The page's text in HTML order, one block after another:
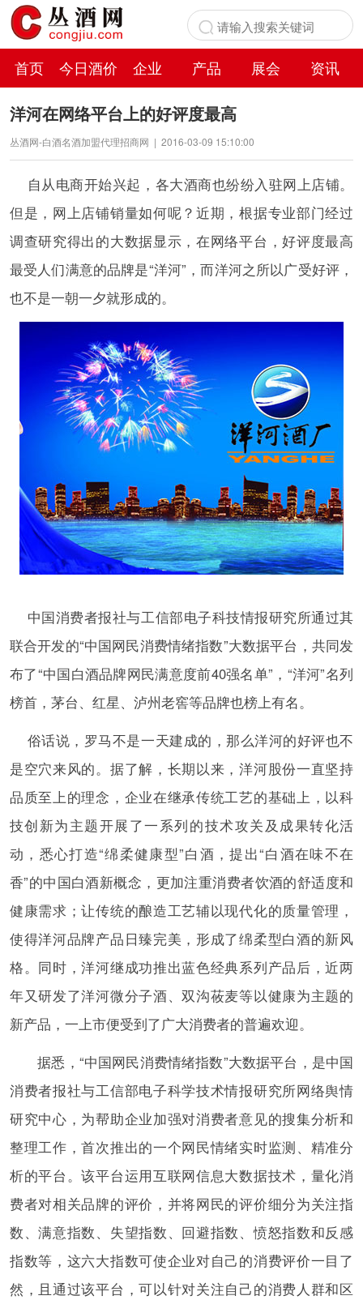
首页 今日酒价 企业 产品 展会
资讯
百科
洋河在网络平台上的好评度最高
丛酒网-白酒名酒加盟代理招商网 | 2016-03-09 15:10:00
自从电商开始兴起，各大酒商也纷纷入驻网上店铺。
但是，网上店铺销量如何呢？近期，根据专业部门经过
调查研究得出的大数据显示，在网络平台，好评度最高
最受人们满意的品牌是“洋河”，而洋河之所以广受好评，
也不是一朝一夕就形成的。
中国消费者报社与工信部电子科技情报研究所通过其
联合开发的“中国网民消费情绪指数”大数据平台，共同发
布了“中国白酒品牌网民满意度前40强名单”，“洋河”名列
榜首，茅台、红星、泸州老窖等品牌也榜上有名。
俗话说，罗马不是一天建成的，那么洋河的好评也不
是空穴来风的。据了解，长期以来，洋河股份一直坚持
品质至上的理念，企业在继承传统工艺的基础上，以科
技创新为主题开展了一系列的技术攻关及成果转化活
动，悉心打造“绵柔健康型”白酒，提出“白酒在味不在
香”的中国白酒新概念，更加注重消费者饮酒的舒适度和
健康需求；让传统的酿造工艺辅以现代化的质量管理，
使得洋河品牌产品日臻完美，形成了绵柔型白酒的新风
格。同时，洋河继成功推出蓝色经典系列产品后，近两
年又研发了洋河微分子酒、双沟莜麦等以健康为主题的
新产品，一上市便受到了广大消费者的普遍欢迎。
据悉，“中国网民消费情绪指数”大数据平台，是中国
消费者报社与工信部电子科学技术情报研究所网络舆情
研究中心，为帮助企业加强对消费者意见的搜集分析和
整理工作，首次推出的一个网民情绪实时监测、精准分
析的平台。该平台运用互联网信息大数据技术，量化消
费者对相关品牌的评价，并将网民的评价细分为关注指
数、满意指数、失望指数、回避指数、愤怒指数和反感
指数等，这六大指数可使企业对自己的消费评价一目了
然，且通过该平台，可以针对关注自己的消费人群和区